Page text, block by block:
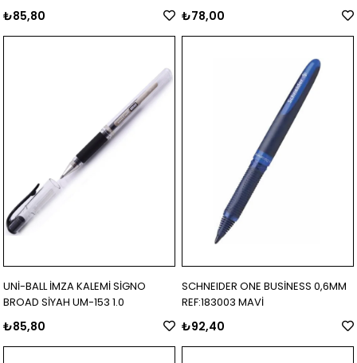
₺85,80 ₺78,00
UNİ-BALL İMZA KALEMİ SİGNO
BROAD SİYAH UM-153 1.0
₺85,80
SCHNEIDER ONE BUSİNESS 0,6MM
REF:183003 MAVİ
₺92,40